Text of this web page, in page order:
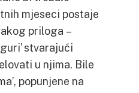
mjeseci postaje
priloga –
stvarajući
u njima. Bile
popunjene na